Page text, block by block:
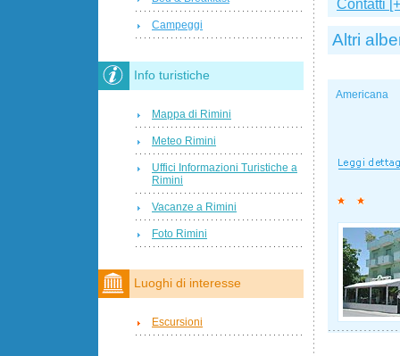
Contatti
Altri
Americana
Campeggi
Info turistiche
Mappa di Rimini
Meteo Rimini
Uffici Informazioni Turistiche a
Rimini
Vacanze a Rimini
Foto Rimini
Luoghi di interesse
Escursioni